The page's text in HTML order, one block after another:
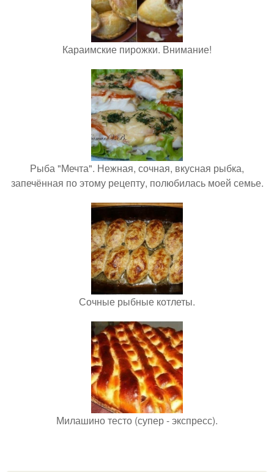
Караимские пирожки. Внимание!
Рыба "Мечта". Нежная, сочная, вкусная рыбка,
запечённая по этому рецепту, полюбилась моей семье.
Сочные рыбные котлеты.
Милашино тесто (супер - экспресс).